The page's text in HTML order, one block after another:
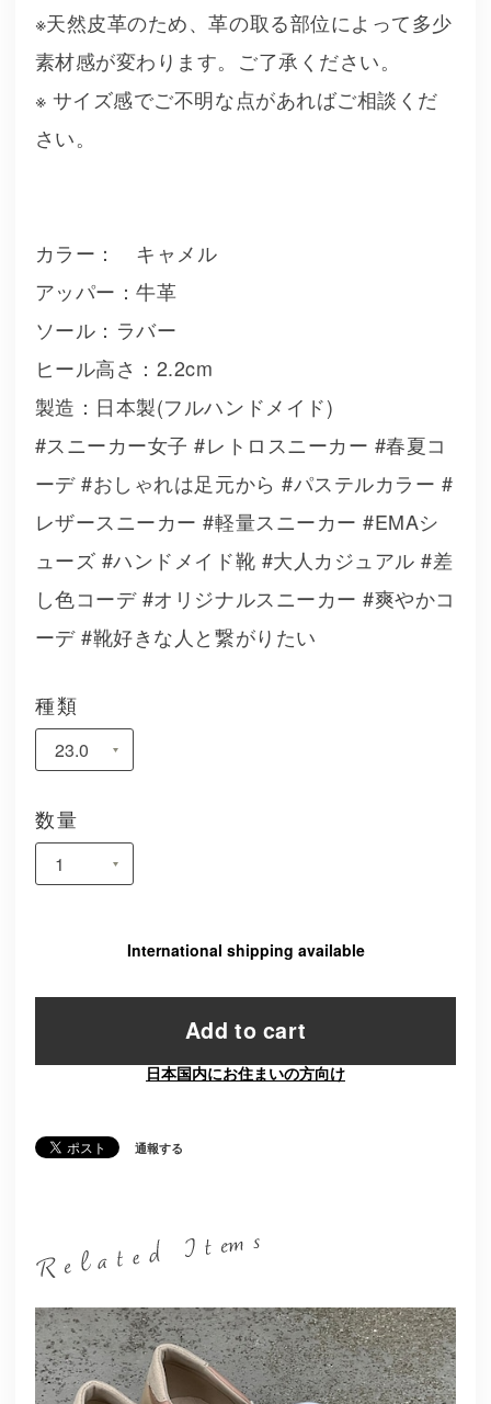
※天然皮革のため、革の取る部位によって多少
素材感が変わります。ご了承ください。
※ サイズ感でご不明な点があればご相談くだ
さい。
カラー： キャメル
アッパー：牛革
ソール：ラバー
ヒール高さ：2.2cm
製造：日本製(フルハンドメイド)
#スニーカー女子 #レトロスニーカー #春夏コ
ーデ #おしゃれは足元から #パステルカラー #
レザースニーカー #軽量スニーカー #EMAシ
ューズ #ハンドメイド靴 #大人カジュアル #差
し色コーデ #オリジナルスニーカー #爽やかコ
ーデ #靴好きな人と繋がりたい
種類
数量
International shipping available
Add to cart
日本国内にお住まいの方向け
通報する